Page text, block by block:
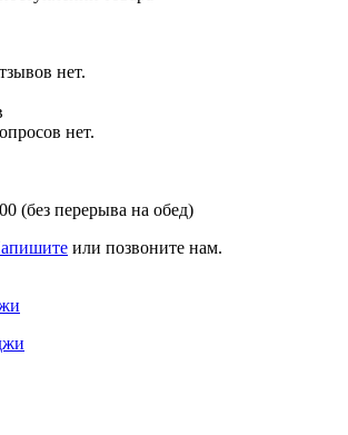
нет.
нет.
(без перерыва на обед)
или позвоните нам.